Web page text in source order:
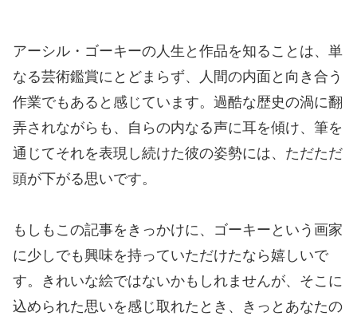
アーシル・ゴーキーの人生と作品を知ることは、単
なる芸術鑑賞にとどまらず、人間の内面と向き合う
作業でもあると感じています。過酷な歴史の渦に翻
弄されながらも、自らの内なる声に耳を傾け、筆を
通じてそれを表現し続けた彼の姿勢には、ただただ
頭が下がる思いです。
もしもこの記事をきっかけに、ゴーキーという画家
に少しでも興味を持っていただけたなら嬉しいで
す。きれいな絵ではないかもしれませんが、そこに
込められた思いを感じ取れたとき、きっとあなたの